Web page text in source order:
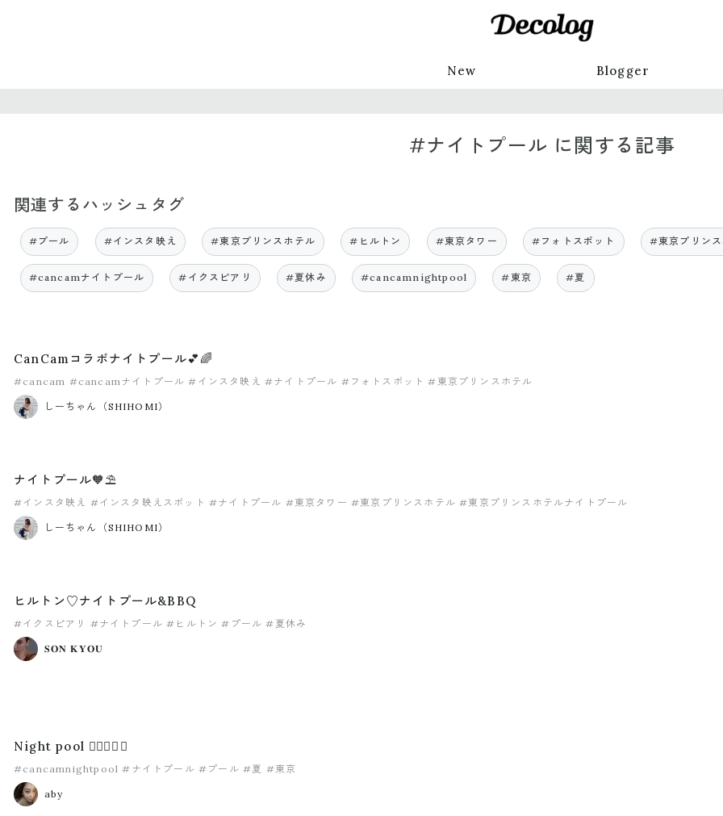
New Blogger
#ナイトプール に関する記事
関連するハッシュタグ
#プール #インスタ映え #東京プリンスホテル #ヒルトン #東京タワー #フォトスポット #東京プリン
#cancamナイトプール #イクスピアリ #夏休み #cancamnightpool #東京 #夏
CanCamコラボナイトプール💕🌈
#cancam #cancamナイトプール #インスタ映え #ナイトプール #フォトスポット #東京プリンスホテル
しーちゃん（SHIHOMI）
ナイトプール🧡⛱
#インスタ映え #インスタ映えスポット #ナイトプール #東京タワー #東京プリンスホテル #東京プリンスホテルナイトプール
しーちゃん（SHIHOMI）
ヒルトン♡ナイトプール&BBQ
#イクスピアリ #ナイトプール #ヒルトン #プール #夏休み
𝐒𝐎𝐍 𝐊𝐘𝐎𝐔
Night pool 🏊🏾‍♀️💜💜
#cancamnightpool #ナイトプール #プール #夏 #東京
aby